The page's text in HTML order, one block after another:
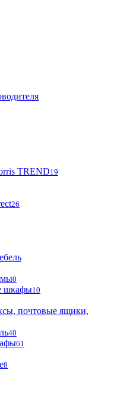
TREND19
26
0
шкафы10
почтовые ящики,
40
61
8